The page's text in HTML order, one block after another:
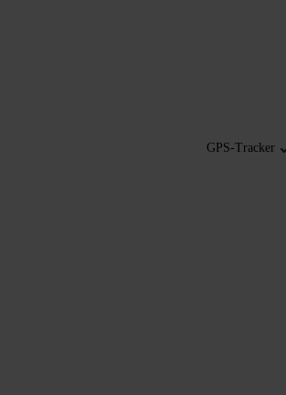
GPS-Tracker